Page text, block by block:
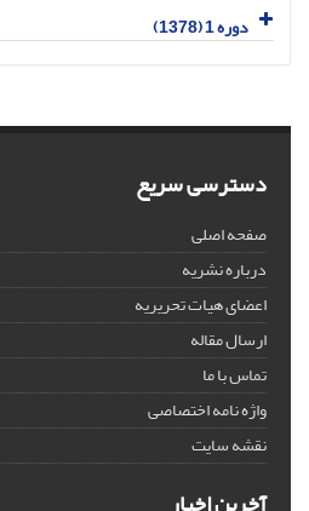
دوره 1 (1378)
دسترسی سریع
صفحه اصلی
درباره نشریه
اعضای هیات تحریریه
ارسال مقاله
تماس با ما
واژه نامه اختصاصی
نقشه سایت